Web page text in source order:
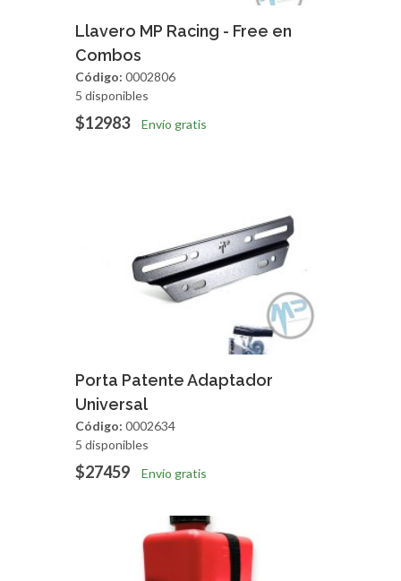
Agregar Vista Rapida
Llavero MP Racing - Free en
Combos
Código: 0002806
5 disponibles
$12983 Envío gratis
Agregar Vista Rapida
Porta Patente Adaptador
Universal
Código: 0002634
5 disponibles
$27459 Envío gratis